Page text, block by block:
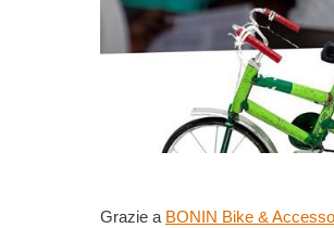
Grazie a BONIN Bike &